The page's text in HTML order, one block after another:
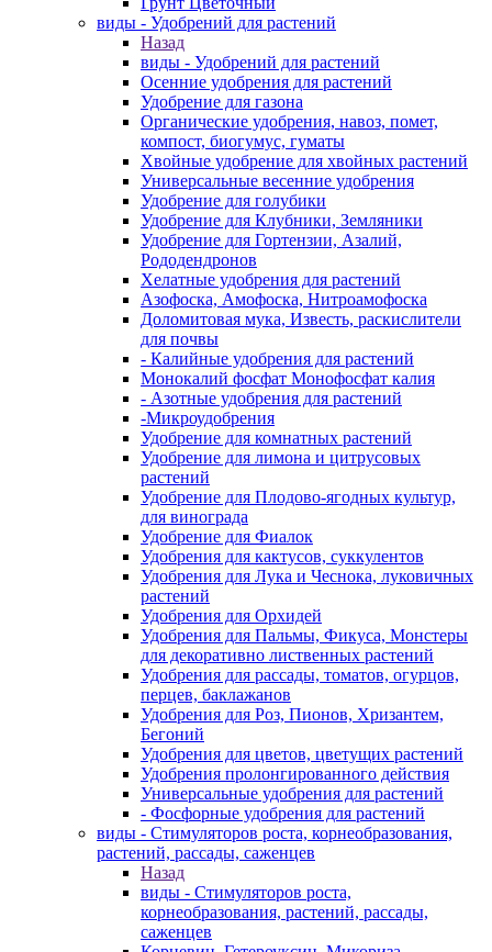
виды - Удобрений для растений
Назад
виды - Удобрений для растений
Осенние удобрения для растений
Удобрение для газона
Органические удобрения, навоз, помет,
компост, биогумус, гуматы
Хвойные удобрение для хвойных растений
Универсальные весенние удобрения
Удобрение для голубики
Удобрение для Клубники, Земляники
Удобрение для Гортензии, Азалий,
Рододендронов
Хелатные удобрения для растений
Азофоска, Амофоска, Нитроамофоска
Доломитовая мука, Известь, раскислители
для почвы
- Калийные удобрения для растений
Монокалий фосфат Монофосфат калия
- Азотные удобрения для растений
-Микроудобрения
Удобрение для комнатных растений
Удобрение для лимона и цитрусовых
растений
Удобрение для Плодово-ягодных культур,
для винограда
Удобрение для Фиалок
Удобрения для кактусов, суккулентов
Удобрения для Лука и Чеснока, луковичных
растений
Удобрения для Орхидей
Удобрения для Пальмы, Фикуса, Монстеры
для декоративно лиственных растений
Удобрения для рассады, томатов, огурцов,
перцев, баклажанов
Удобрения для Роз, Пионов, Хризантем,
Бегоний
Удобрения для цветов, цветущих растений
Удобрения пролонгированного действия
Универсальные удобрения для растений
- Фосфорные удобрения для растений
виды - Стимуляторов роста, корнеобразования,
растений, рассады, саженцев
Назад
виды - Стимуляторов роста,
корнеобразования, растений, рассады,
саженцев